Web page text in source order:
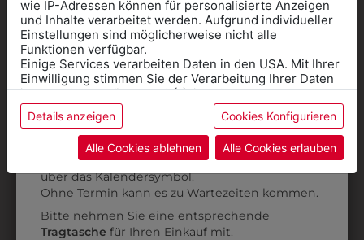
38841004
BANDANA
KOPFTUCH
€ 3,90
38841001
BANDANA
KOPFTUCH
€ 3,90
wie IP-Adressen können für personalisierte Anzeigen
und Inhalte verarbeitet werden. Aufgrund individueller
Einstellungen sind möglicherweise nicht alle
Funktionen verfügbar.
Einige Services verarbeiten Daten in den USA. Mit Ihrer
Einwilligung stimmen Sie der Verarbeitung Ihrer Daten
in den USA gemäß Art. 49 (1) lit. a GDPR zu. Der EuGH
stuft die USA als Land mit unzureichendem Datenschutz
ein, und es besteht das Risiko, dass US-Behörden
Daten ohne Klagemöglichkeit für Europäer überwachen.
Datenschutzerklärungbzw. im
Details anzeigen Cookies Konfigurieren
Alle Cookies ablehnen Alle Cookies erlauben
Informationen wenn Sie
Kleidung
für die SCHULE
benötigen
Online Shop: Klick auf SCHULE in der
Kategorie und die richtige Schule auswählen.
AnprobeVorort im Geschäft: Termin buchen
über das Kalendersymbol.
Ohne Termin kann es zu Wartezeiten kommen.
Bitte nehmen Sie eine entsprechende
Tragtasche für Ihren Einkauf mit.